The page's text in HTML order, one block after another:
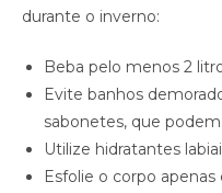
durante o inverno:
Beba pelo menos 2
Evite banhos
sabonetes, que
Utilize hidratantes
Esfolie o corpo